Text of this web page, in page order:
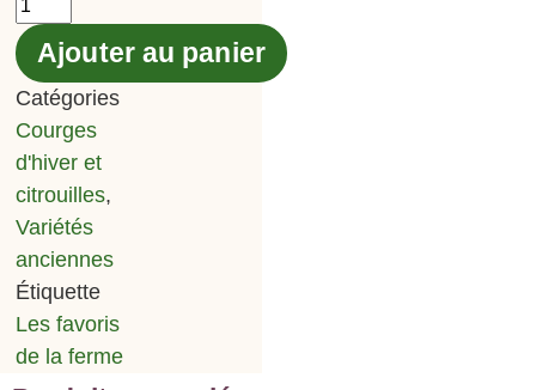
Ajouter au panier
Catégories
Courges
d'hiver et
citrouilles,
Variétés
anciennes
Étiquette
Les favoris
de la ferme